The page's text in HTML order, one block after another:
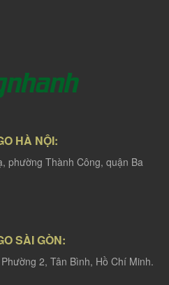
HÀ NỘI:
phường Thành Công, quận Ba
SÀI GÒN:
2, Tân Bình, Hồ Chí Minh.